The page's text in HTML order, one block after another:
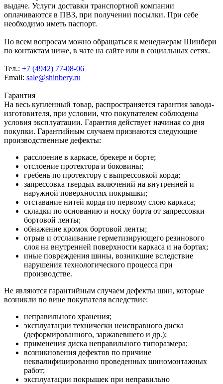
выдаче. Услуги доставки транспортной компании
оплачиваются в ПВЗ, при получении посылки. При себе
необходимо иметь паспорт.
По всем вопросам можно обращаться к менеджерам Шинбери
по контактам ниже, в чате на сайте или в социальных сетях.
Тел.: +7 (4942) 77-08-06
Email: sale@shinbery.ru
Гарантия
На весь купленный товар, распространяется гарантия завода-
изготовителя, при условии, что покупателем соблюдены
условия эксплуатации. Гарантия действует начиная со дня
покупки. Гарантийным случаем признаются следующие
производственные дефекты:
расслоение в каркасе, брекере и борте;
отслоение протектора и боковины;
гребень по протектору с выпрессовкой корда;
запрессовка твердых включений на внутренней и
наружной поверхностях покрышки;
отставание нитей корда по первому слою каркаса;
складки по основанию и носку борта от запрессовки
бортовой ленты;
обнажение кромок бортовой ленты;
отрыв и отслаивание герметизирующего резинового
слоя на внутренней поверхности каркаса и на бортах;
иные повреждения шины, возникшие вследствие
нарушения технологического процесса при
производстве.
Не являются гарантийным случаем дефекты шин, которые
возникли по вине покупателя вследствие:
неправильного хранения;
эксплуатации технически неисправного диска
(деформированного, заржавевшего и др.);
применения диска неправильного типоразмера;
возникновения дефектов по причине
неквалифицированно проведенных шиномонтажных
работ;
эксплуатации покрышек при неправильно